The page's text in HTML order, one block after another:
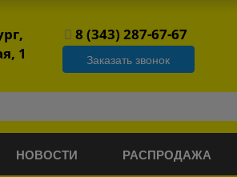
1
8 (343) 287-67-67
Заказать звонок
НОВОСТИ РАСПРОДАЖА